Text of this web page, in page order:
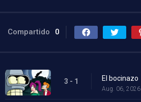
Compartido 0
3 - 1 El bocinazo
Aug. 06, 2026